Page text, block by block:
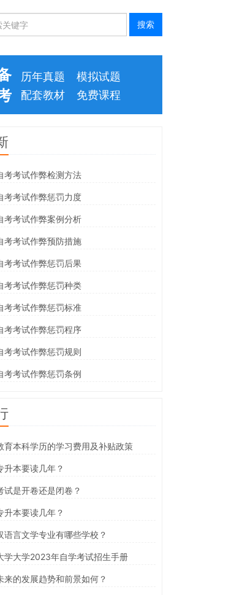
历年真题
模拟试题
配套教材
免费课程
考考试作弊检测方法
考考试作弊惩罚力度
考考试作弊案例分析
考考试作弊预防措施
考考试作弊惩罚后果
考考试作弊惩罚种类
考考试作弊惩罚标准
考考试作弊惩罚程序
考考试作弊惩罚规则
考考试作弊惩罚条例
育本科学历的学习费用及补贴政策
升本要读几年？
试是开卷还是闭卷？
升本要读几年？
语言文学专业有哪些学校？
学大学2023年自学考试招生手册
来的发展趋势和前景如何？